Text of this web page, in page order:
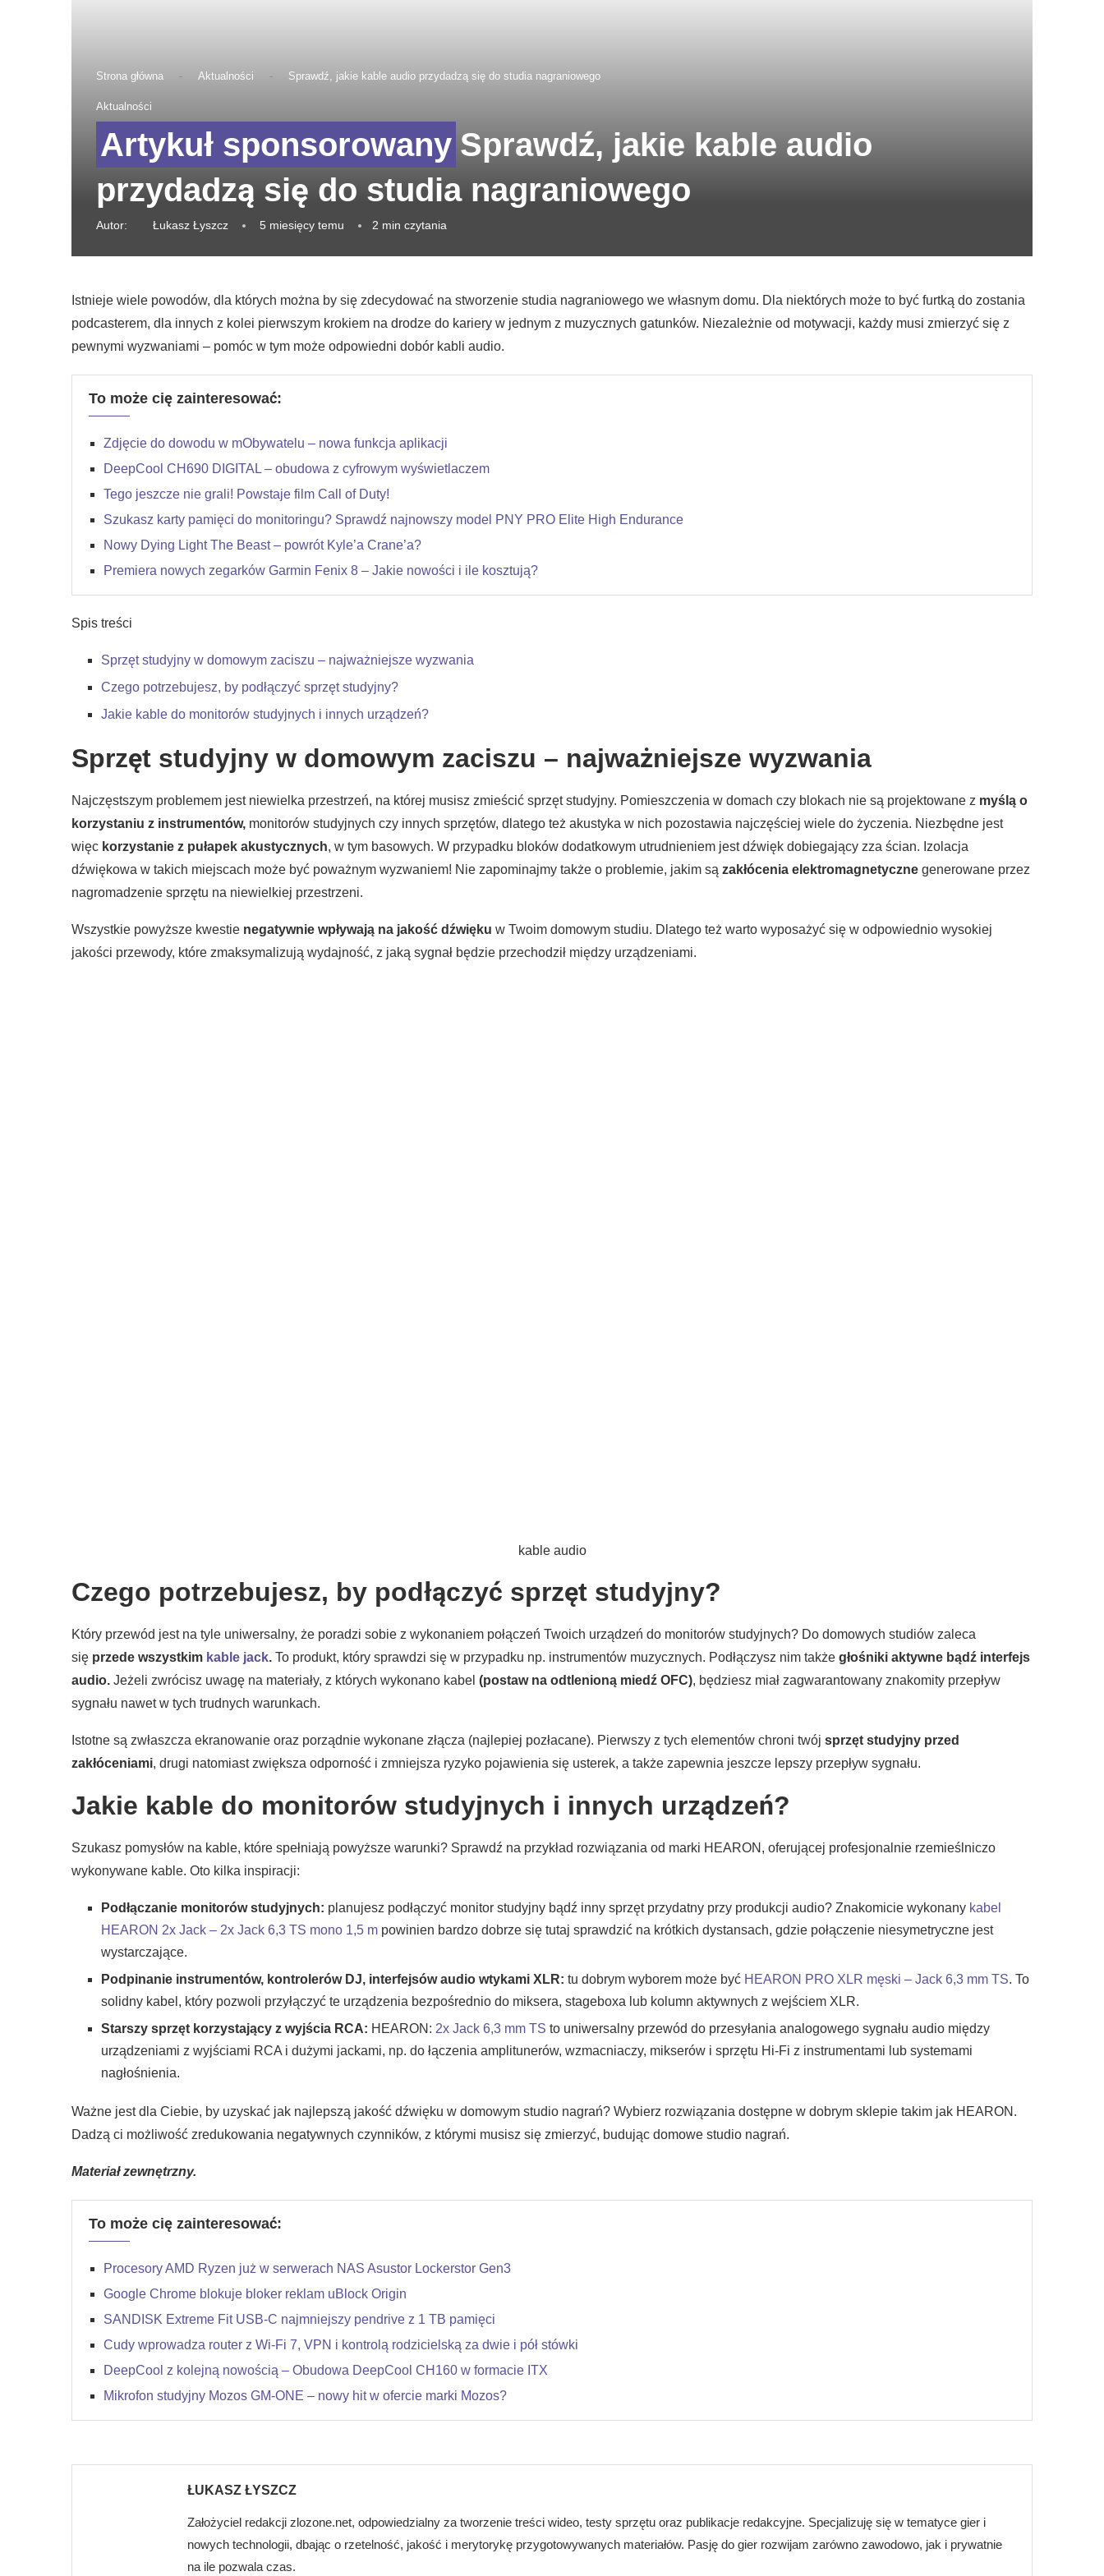
Strona główna - Aktualności - Sprawdź, jakie kable audio przydadzą się do studia nagraniowego
Aktualności
Sprawdź, jakie kable audio
przydadzą się do studia nagraniowego
Autor: Łukasz Łyszcz 5 miesięcy temu 2 min czytania
Istnieje wiele powodów, dla których można by się zdecydować na stworzenie studia nagraniowego we własnym domu. Dla niektórych może to być furtką do zostania
podcasterem, dla innych z kolei pierwszym krokiem na drodze do kariery w jednym z muzycznych gatunków. Niezależnie od motywacji, każdy musi zmierzyć się z
pewnymi wyzwaniami – pomóc w tym może odpowiedni dobór kabli audio.
To może cię zainteresować:
Zdjęcie do dowodu w mObywatelu – nowa funkcja aplikacji
DeepCool CH690 DIGITAL – obudowa z cyfrowym wyświetlaczem
Tego jeszcze nie grali! Powstaje film Call of Duty!
Szukasz karty pamięci do monitoringu? Sprawdź najnowszy model PNY PRO Elite High Endurance
Nowy Dying Light The Beast – powrót Kyle’a Crane’a?
Premiera nowych zegarków Garmin Fenix 8 – Jakie nowości i ile kosztują?
Spis treści
Sprzęt studyjny w domowym zaciszu – najważniejsze wyzwania
Czego potrzebujesz, by podłączyć sprzęt studyjny?
Jakie kable do monitorów studyjnych i innych urządzeń?
Sprzęt studyjny w domowym zaciszu – najważniejsze wyzwania
Najczęstszym problemem jest niewielka przestrzeń, na której musisz zmieścić sprzęt studyjny. Pomieszczenia w domach czy blokach nie są projektowane z myślą o
korzystaniu z instrumentów, monitorów studyjnych czy innych sprzętów, dlatego też akustyka w nich pozostawia najczęściej wiele do życzenia. Niezbędne jest
więc korzystanie z pułapek akustycznych, w tym basowych. W przypadku bloków dodatkowym utrudnieniem jest dźwięk dobiegający zza ścian. Izolacja
dźwiękowa w takich miejscach może być poważnym wyzwaniem! Nie zapominajmy także o problemie, jakim są zakłócenia elektromagnetyczne generowane przez
nagromadzenie sprzętu na niewielkiej przestrzeni.
Wszystkie powyższe kwestie negatywnie wpływają na jakość dźwięku w Twoim domowym studiu. Dlatego też warto wyposażyć się w odpowiednio wysokiej
jakości przewody, które zmaksymalizują wydajność, z jaką sygnał będzie przechodził między urządzeniami.
kable audio
Czego potrzebujesz, by podłączyć sprzęt studyjny?
Który przewód jest na tyle uniwersalny, że poradzi sobie z wykonaniem połączeń Twoich urządzeń do monitorów studyjnych? Do domowych studiów zaleca
się przede wszystkim kable jack. To produkt, który sprawdzi się w przypadku np. instrumentów muzycznych. Podłączysz nim także głośniki aktywne bądź interfejs
audio. Jeżeli zwrócisz uwagę na materiały, z których wykonano kabel (postaw na odtlenioną miedź OFC), będziesz miał zagwarantowany znakomity przepływ
sygnału nawet w tych trudnych warunkach.
Istotne są zwłaszcza ekranowanie oraz porządnie wykonane złącza (najlepiej pozłacane). Pierwszy z tych elementów chroni twój sprzęt studyjny przed
zakłóceniami, drugi natomiast zwiększa odporność i zmniejsza ryzyko pojawienia się usterek, a także zapewnia jeszcze lepszy przepływ sygnału.
Jakie kable do monitorów studyjnych i innych urządzeń?
Szukasz pomysłów na kable, które spełniają powyższe warunki? Sprawdź na przykład rozwiązania od marki HEARON, oferującej profesjonalnie rzemieślniczo
wykonywane kable. Oto kilka inspiracji:
Podłączanie monitorów studyjnych: planujesz podłączyć monitor studyjny bądź inny sprzęt przydatny przy produkcji audio? Znakomicie wykonany kabel
HEARON 2x Jack – 2x Jack 6,3 TS mono 1,5 m powinien bardzo dobrze się tutaj sprawdzić na krótkich dystansach, gdzie połączenie niesymetryczne jest
wystarczające.
Podpinanie instrumentów, kontrolerów DJ, interfejsów audio wtykami XLR: tu dobrym wyborem może być HEARON PRO XLR męski – Jack 6,3 mm TS. To
solidny kabel, który pozwoli przyłączyć te urządzenia bezpośrednio do miksera, stageboxa lub kolumn aktywnych z wejściem XLR.
Starszy sprzęt korzystający z wyjścia RCA: HEARON: 2x Jack 6,3 mm TS to uniwersalny przewód do przesyłania analogowego sygnału audio między
urządzeniami z wyjściami RCA i dużymi jackami, np. do łączenia amplitunerów, wzmacniaczy, mikserów i sprzętu Hi-Fi z instrumentami lub systemami
nagłośnienia.
Ważne jest dla Ciebie, by uzyskać jak najlepszą jakość dźwięku w domowym studio nagrań? Wybierz rozwiązania dostępne w dobrym sklepie takim jak HEARON.
Dadzą ci możliwość zredukowania negatywnych czynników, z którymi musisz się zmierzyć, budując domowe studio nagrań.
Materiał zewnętrzny.
To może cię zainteresować:
Procesory AMD Ryzen już w serwerach NAS Asustor Lockerstor Gen3
Google Chrome blokuje bloker reklam uBlock Origin
SANDISK Extreme Fit USB-C najmniejszy pendrive z 1 TB pamięci
Cudy wprowadza router z Wi-Fi 7, VPN i kontrolą rodzicielską za dwie i pół stówki
DeepCool z kolejną nowością – Obudowa DeepCool CH160 w formacie ITX
Mikrofon studyjny Mozos GM-ONE – nowy hit w ofercie marki Mozos?
ŁUKASZ ŁYSZCZ
Założyciel redakcji zlozone.net, odpowiedzialny za tworzenie treści wideo, testy sprzętu oraz publikacje redakcyjne. Specjalizuję się w tematyce gier i
nowych technologii, dbając o rzetelność, jakość i merytorykę przygotowywanych materiałów. Pasję do gier rozwijam zarówno zawodowo, jak i prywatnie
na ile pozwala czas.